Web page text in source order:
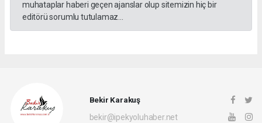
muhataplar haberi geçen ajanslar olup sitemizin hiç bir
editörü sorumlu tutulamaz...
Bekir Karakuş
bekir@ipekyoluhaber.net